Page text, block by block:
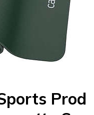
Prod